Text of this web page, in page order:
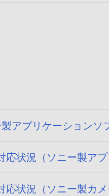
アプリケーションソ
応状況（ソニー製ア
応状況（ソニー製カメ